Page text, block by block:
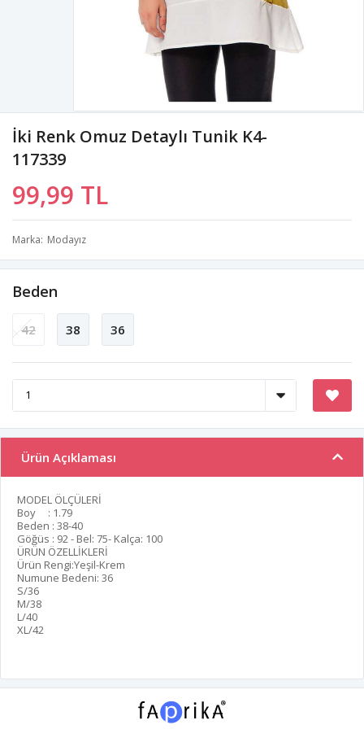
İki Renk Omuz Detaylı Tunik K4-
117339
99,99 TL
Marka Modayız
Beden
42 38 36
Ürün Açıklaması
MODEL ÖLÇÜLERİ
Boy : 1.79
Beden : 38-40
Göğüs : 92 - Bel: 75- Kalça: 100
ÜRÜN ÖZELLİKLERİ
Ürün Rengi:Yeşil-Krem
Numune Bedeni: 36
S/36
M/38
L/40
XL/42